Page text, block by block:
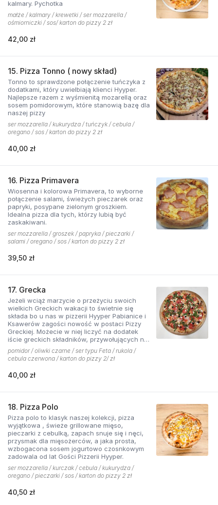
kalmary. Pychotka
małże / kalmary / krewetki / ser mozzarella /
ośmiorniczki / sos/ karton do pizzy 2 zł
42,00 zł
15. Pizza Tonno ( nowy skład)
Tonno to sprawdzone połączenie tuńczyka z
dodatkami, który uwielbiają klienci Hyyper.
Najlepsze razem z wyśmienitą mozarellą oraz
sosem pomidorowym, które stanowią bazę dla
naszej pizzy
ser mozzarella / kukurydza / tuńczyk / cebula /
oregano / sos / karton do pizzy 2 zł
40,00 zł
16. Pizza Primavera
Wiosenna i kolorowa Primavera, to wyborne
połączenie salami, świeżych pieczarek oraz
papryki, posypane zielonym groszkiem.
Idealna pizza dla tych, którzy lubią być
zaskakiwani.
ser mozzarella / groszek / papryka / pieczarki /
salami / oregano / sos / karton do pizzy 2 zł
39,50 zł
17. Grecka
Jeżeli wciąż marzycie o przeżyciu swoich
wielkich Greckich wakacji to świetnie się
składa bo u nas w pizzerii Hyyper Pabianice i
Ksawerów zagości nowość w postaci Pizzy
Greckiej. Możecie w niej liczyć na dodatek
iście greckich składników, przywołujących na
myśl piaszczyste plaże i ciepły klimat - ser
typu feta, którego oryginalny smak doskonale
współgra z przypieczoną czerwoną cebulką,
wyjątkowo greckiego charakteru. Jest to pizza
nie boją się poznawać nowych połączeń.
pomidor / oliwki czarne / ser typu Feta / rukola /
cebula czerwona / karton do pizzy 2/ zł
40,00 zł
18. Pizza Polo
Pizza polo to klasyk naszej kolekcji, pizza
wyjątkowa , świeże grillowane mięso,
pieczarki z cebulką, zapach snuje się i nęci,
przysmak dla mięsożerców, a jaka prosta,
wzbogacona sosem jogurtowo czosnkowym
zadowala od lat Gości Pizzerii Hyyper.
ser mozzarella / kurczak / cebula / kukurydza /
oregano / pieczarki / sos / karton do pizzy 2 zł
40,50 zł